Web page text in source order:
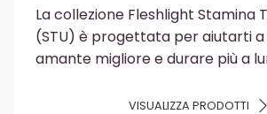
La collezione Fleshlight Stamina
(STU) è progettata per aiutarti
amante migliore e durare più a
VISUALIZZA PRODOTTI